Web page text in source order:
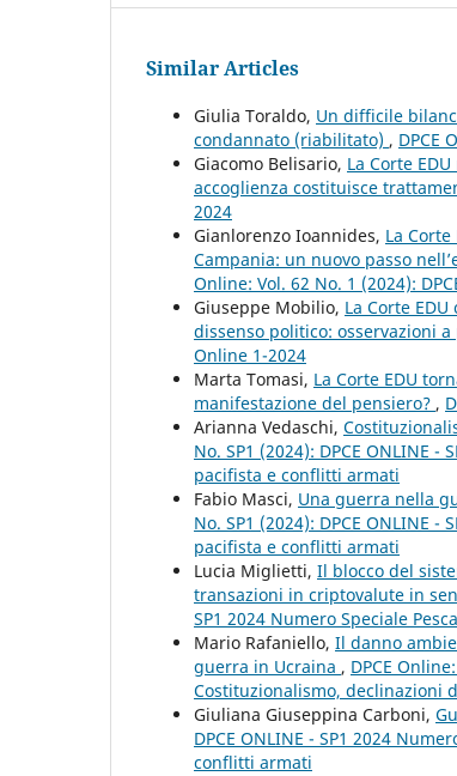
Similar Articles
Giulia Toraldo, Un difficile
condannato (riabilitato) , DPCE
Giacomo Belisario, La Corte
accoglienza costituisce
2024
Gianlorenzo Ioannides, La
Campania: un nuovo passo
Online: Vol. 62 No. 1 (2024):
Giuseppe Mobilio, La Corte
dissenso politico: osservazioni
Online 1-2024
Marta Tomasi, La Corte EDU
manifestazione del pensiero? ,
Arianna Vedaschi,
No. SP1 (2024): DPCE ONLINE
pacifista e conflitti armati
Fabio Masci, Una guerra nella
No. SP1 (2024): DPCE ONLINE
pacifista e conflitti armati
Lucia Miglietti, Il blocco del
transazioni in criptovalute in
SP1 2024 Numero Speciale
Mario Rafaniello, Il danno
guerra in Ucraina , DPCE
Costituzionalismo, declinazioni
Giuliana Giuseppina Carboni,
DPCE ONLINE - SP1 2024
conflitti armati